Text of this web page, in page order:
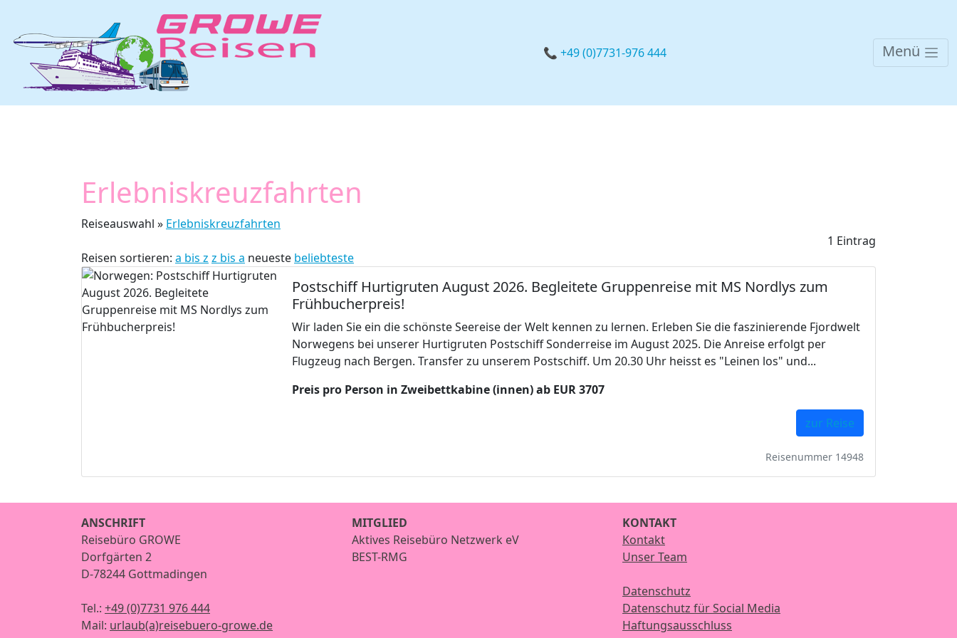
📞 +49 (0)7731-976 444 Menü
Erlebniskreuzfahrten
Reiseauswahl » Erlebniskreuzfahrten
1 Eintrag
Reisen sortieren: a bis z z bis a neueste beliebteste
Postschiff Hurtigruten August 2026. Begleitete Gruppenreise mit MS Nordlys zum
Frühbucherpreis!
Wir laden Sie ein die schönste Seereise der Welt kennen zu lernen. Erleben Sie die faszinierende Fjordwelt
Norwegens bei unserer Hurtigruten Postschiff Sonderreise im August 2025. Die Anreise erfolgt per
Flugzeug nach Bergen. Transfer zu unserem Postschiff. Um 20.30 Uhr heisst es "Leinen los" und...
Preis pro Person in Zweibettkabine (innen) ab EUR 3707
zur Reise
Reisenummer 14948
ANSCHRIFT
Reisebüro GROWE
Dorfgärten 2
D-78244 Gottmadingen
Tel.: +49 (0)7731 976 444
Mail: urlaub(a)reisebuero-growe.de
MITGLIED
Aktives Reisebüro Netzwerk eV
BEST-RMG
KONTAKT
Kontakt
Unser Team
Datenschutz
Datenschutz für Social Media
Haftungsausschluss